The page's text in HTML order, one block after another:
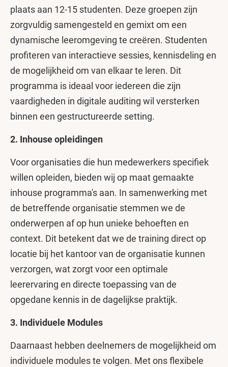
plaats aan 12-15 studenten. Deze groepen zijn
zorgvuldig samengesteld en gemixt om een
dynamische leeromgeving te creëren. Studenten
profiteren van interactieve sessies, kennisdeling en
de mogelijkheid om van elkaar te leren. Dit
programma is ideaal voor iedereen die zijn
vaardigheden in digitale auditing wil versterken
binnen een gestructureerde setting.
2. Inhouse opleidingen
Voor organisaties die hun medewerkers specifiek
willen opleiden, bieden wij op maat gemaakte
inhouse programma's aan. In samenwerking met
de betreffende organisatie stemmen we de
onderwerpen af op hun unieke behoeften en
context. Dit betekent dat we de training direct op
locatie bij het kantoor van de organisatie kunnen
verzorgen, wat zorgt voor een optimale
leerervaring en directe toepassing van de
opgedane kennis in de dagelijkse praktijk.
3. Individuele Modules
Daarnaast hebben deelnemers de mogelijkheid om
individuele modules te volgen. Met ons flexibele